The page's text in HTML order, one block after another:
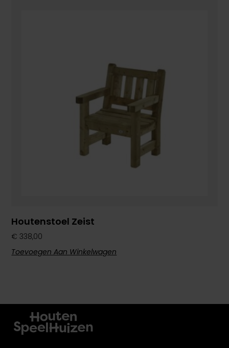
Houtenstoel Zeist
€ 338,00
Toevoegen Aan Winkelwagen